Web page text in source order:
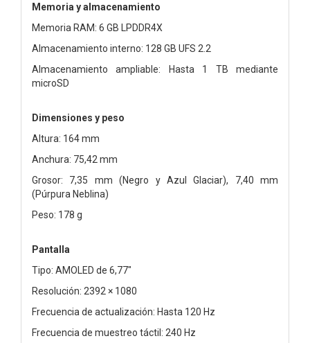
Memoria y almacenamiento
Memoria RAM: 6 GB LPDDR4X
Almacenamiento interno: 128 GB UFS 2.2
Almacenamiento ampliable: Hasta 1 TB mediante
microSD
Dimensiones y peso
Altura: 164 mm
Anchura: 75,42 mm
Grosor: 7,35 mm (Negro y Azul Glaciar), 7,40 mm
(Púrpura Neblina)
Peso: 178 g
Pantalla
Tipo: AMOLED de 6,77"
Resolución: 2392 × 1080
Frecuencia de actualización: Hasta 120 Hz
Frecuencia de muestreo táctil: 240 Hz